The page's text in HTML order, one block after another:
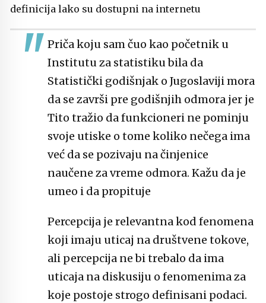
definicija lako su dostupni na internetu
Priča koju sam čuo kao početnik u
Institutu za statistiku bila da
Statistički godišnjak o Jugoslaviji mora
da se završi pre godišnjih odmora jer je
Tito tražio da funkcioneri ne pominju
svoje utiske o tome koliko nečega ima
već da se pozivaju na činjenice
naučene za vreme odmora. Kažu da je
umeo i da propituje
Percepcija je relevantna kod fenomena
koji imaju uticaj na društvene tokove,
ali percepcija ne bi trebalo da ima
uticaja na diskusiju o fenomenima za
koje postoje strogo definisani podaci.